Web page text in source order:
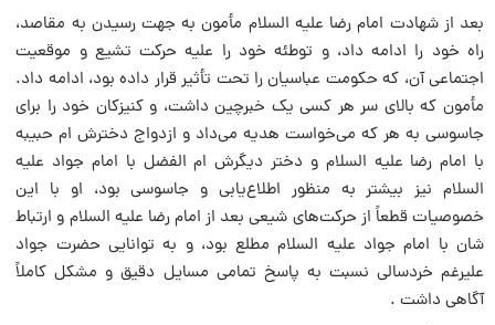
بعد از شهادت امام رضا علیه السلام مأمون به جهت رسیدن به مقاصد،
راه خود را ادامه داد، و توطئه خود را علیه حرکت تشیع و موقعیت
اجتماعى آن، که حکومت عباسیان را تحت تأثیر قرار داده بود، ادامه داد.
مأمون که بالاى سر هر کسى یک خبرچین داشت، و کنیزکان خود را براى
جاسوسى به هر که مى‌خواست هدیه مى‌داد و ازدواج دخترش ام حبیبه
با امام رضا علیه السلام و دختر دیگرش ام الفضل با امام جواد علیه
السلام نیز بیشتر به منظور اطلاع‌یابى و جاسوسى بود، او با این
خصوصیات قطعاً از حرکت‌هاى شیعى بعد از امام رضا علیه السلام و ارتباط
شان با امام جواد علیه السلام مطلع بود، و به توانایى حضرت جواد
علیرغم خردسالى نسبت به پاسخ تمامى مسایل دقیق و مشکل کاملاً
آگاهى داشت .